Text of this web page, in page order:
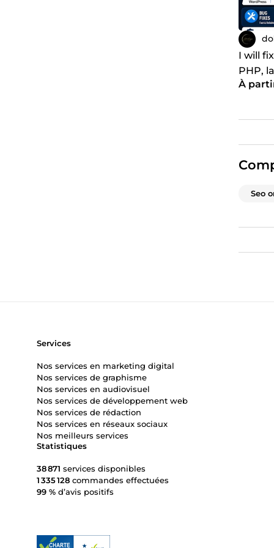
I will
PHP,
À
Seo
Statistiques
38 871 services disponibles
1 335 128 commandes effectuées
99 % d’avis positifs
Services
Nos services en marketing digital
Nos services de graphisme
Nos services en audiovisuel
Nos services de développement web
Nos services de rédaction
Nos services en réseaux sociaux
Nos meilleurs services